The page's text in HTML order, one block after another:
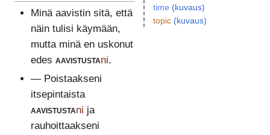
Minä aavistin sitä, että
näin tulisi käymään,
mutta minä en uskonut
edes aavistustani.
— Poistaakseni
itsepintaista
aavistustani ja
rauhoittaakseni
time (kuvaus)
topic (kuvaus)